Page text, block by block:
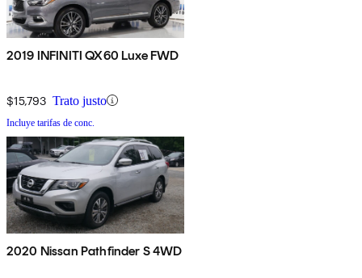
2019 INFINITI QX60 Luxe FWD
$15,793 Trato justo
Incluye tarifas de conc.
2020 Nissan Pathfinder S 4WD